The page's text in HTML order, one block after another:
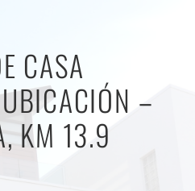
CASA
–
KM 13.9